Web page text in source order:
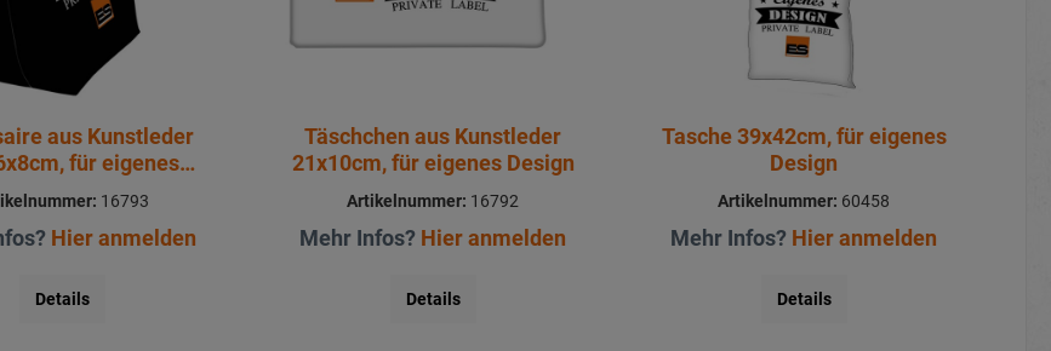
aus Kunstleder
für eigenes
16793
Hier anmelden
Details
Täschchen aus Kunstleder
21x10cm, für eigenes Design
Artikelnummer: 16792
Mehr Infos? Hier anmelden
Details
Tasche 39x42cm, für eigenes
Design
Artikelnummer: 60458
Mehr Infos? Hier anmelden
Details